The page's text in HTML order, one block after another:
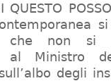
POSSO
che non
Ministro
degli